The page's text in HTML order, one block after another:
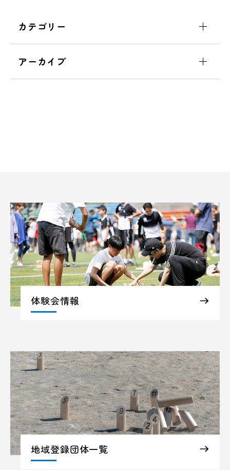
カテゴリー
アーカイブ
体験会情報
地域登録団体一覧